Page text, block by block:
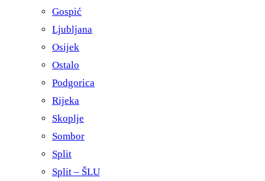
Gospić
Ljubljana
Osijek
Ostalo
Podgorica
Rijeka
Skoplje
Sombor
Split
Split – ŠLU